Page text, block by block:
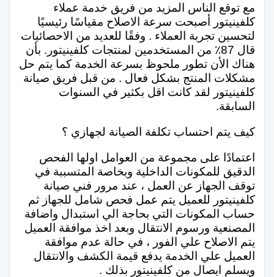
مع توقع الناس المزيد من فريق خدمة عملاء
كلفينيتور أصبحت سرعة الاصلاح مقياسًا رئيسيًا
لتحسين تجربة العملاء . وفقًا للعديد من الاحصائيات
قال 87٪ من المستخدمين لمنتجات كلفينيتور. بأن
هناك الأن تطور ملحوظ بسرعة الخدمة كما يتم حل
مشكلات المنتج بشكل فعال . من قبل فريق صيانة
كلفينيتور لقد كانت اقل بكثير في السنوات
السابقة.
كيف يتم احتساب تكلفة الصيانة لجهازي ؟
اعتمادًا على مجموعة من العوامل اولها الفحص
الدقيق للمكونات الداخلية وبخاصة المتسببة في
توقف الجهاز عن العمل ، عند مرور فني صيانة
كلفينيتور للعميل يتم عمل فحص شامل للجهاز ثم
حساب المكونات التي بحاجة الي استبدال واضافة
المصنعية ورسوم الانتقال وبعد اخذ موافقة العميل
يتم الاصلاح علي الفور ، في حالة عدم موافقة
العميل علي الخدمة يدفع قيمة الكشف والانتقال
ويسلم ايصال من كلفينيتور بذلك .